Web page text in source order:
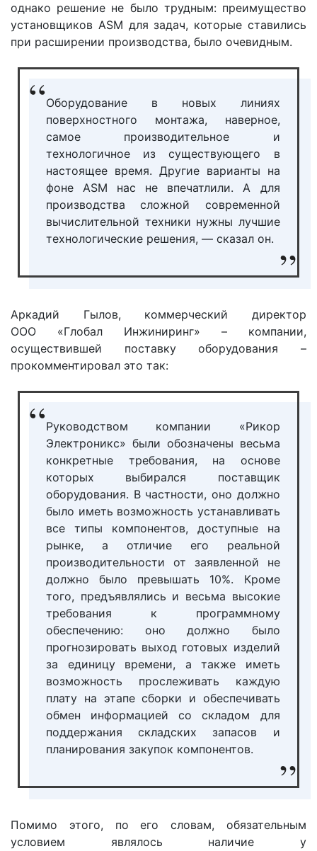
однако решение не было трудным: преимущество
установщиков ASM для задач, которые ставились
при расширении производства, было очевидным.
Оборудование в новых линиях
поверхностного монтажа, наверное,
самое производительное и
технологичное из существующего в
настоящее время. Другие варианты на
фоне ASM нас не впечатлили. А для
производства сложной современной
вычислительной техники нужны лучшие
технологические решения, — сказал он.
Аркадий Гылов, коммерческий директор
ООО «Глобал Инжиниринг» – компании,
осуществившей поставку оборудования –
прокомментировал это так:
Руководством компании «Рикор
Электроникс» были обозначены весьма
конкретные требования, на основе
которых выбирался поставщик
оборудования. В частности, оно должно
было иметь возможность устанавливать
все типы компонентов, доступные на
рынке, а отличие его реальной
производительности от заявленной не
должно было превышать 10%. Кроме
того, предъявлялись и весьма высокие
требования к программному
обеспечению: оно должно было
прогнозировать выход готовых изделий
за единицу времени, а также иметь
возможность прослеживать каждую
плату на этапе сборки и обеспечивать
обмен информацией со складом для
поддержания складских запасов и
планирования закупок компонентов.
Помимо этого, по его словам, обязательным
условием являлось наличие у